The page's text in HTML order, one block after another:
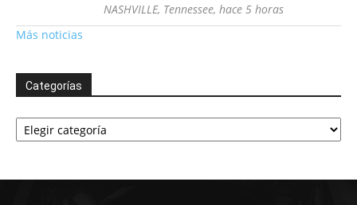
NASHVILLE, Tennessee, hace 5 horas
Más noticias
Categorías
Categorías